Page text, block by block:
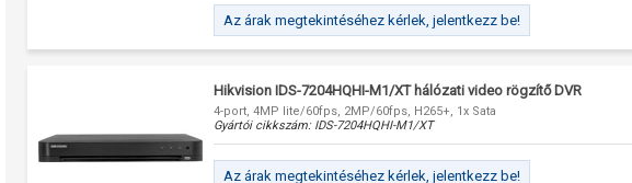
Az árak megtekintéséhez kérlek, jelentkezz be!
Hikvision IDS-7204HQHI-M1/XT hálózati video rögzítő DVR
4-port, 4MP lite/60fps, 2MP/60fps, H265+, 1x Sata
Gyártói cikkszám: IDS-7204HQHI-M1/XT
Az árak megtekintéséhez kérlek, jelentkezz be!